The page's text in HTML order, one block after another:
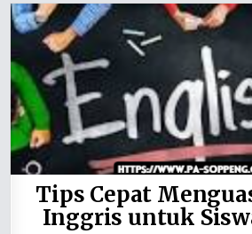
Tips Cepat
Inggris untuk